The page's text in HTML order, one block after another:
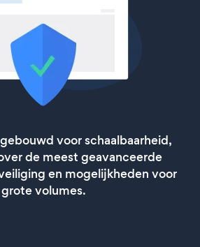
voor schaalbaarheid,
de meest geavanceerde
en mogelijkheden voor
grote volumes.